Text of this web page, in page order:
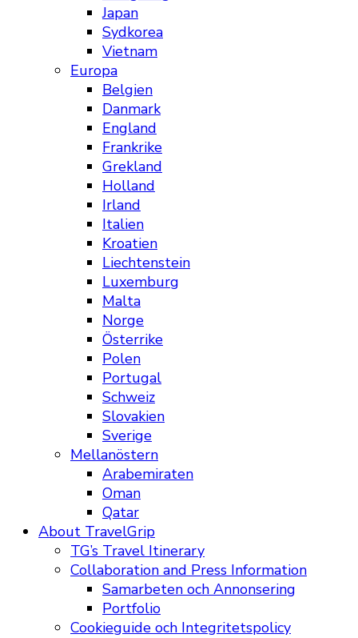
Japan
Sydkorea
Vietnam
Europa
Belgien
Danmark
England
Frankrike
Grekland
Holland
Irland
Italien
Kroatien
Liechtenstein
Luxemburg
Malta
Norge
Österrike
Polen
Portugal
Schweiz
Slovakien
Sverige
Mellanöstern
Arabemiraten
Oman
Qatar
About TravelGrip
TG’s Travel Itinerary
Collaboration and Press Information
Samarbeten och Annonsering
Portfolio
Cookieguide och Integritetspolicy